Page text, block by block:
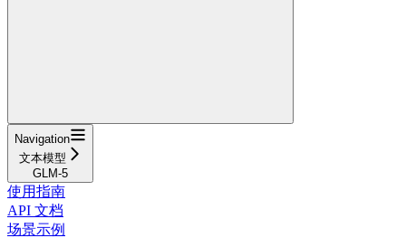
Navigation
文本模型
GLM-5
使用指南
API 文档
场景示例